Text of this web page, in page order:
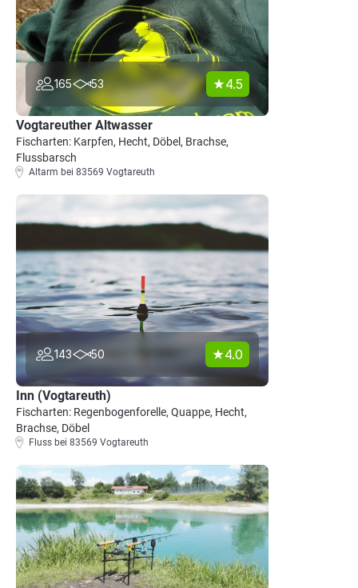
165 53 4.5
Vogtareuther Altwasser
Fischarten: Karpfen, Hecht, Döbel, Brachse,
Flussbarsch
Altarm bei 83569 Vogtareuth
143 50 4.0
Inn (Vogtareuth)
Fischarten: Regenbogenforelle, Quappe, Hecht,
Brachse, Döbel
Fluss bei 83569 Vogtareuth